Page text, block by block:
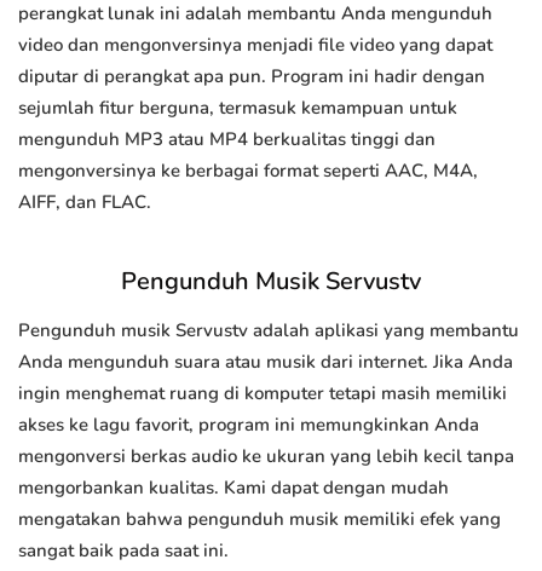
perangkat lunak ini adalah membantu Anda mengunduh
video dan mengonversinya menjadi file video yang dapat
diputar di perangkat apa pun. Program ini hadir dengan
sejumlah fitur berguna, termasuk kemampuan untuk
mengunduh MP3 atau MP4 berkualitas tinggi dan
mengonversinya ke berbagai format seperti AAC, M4A,
AIFF, dan FLAC.
Pengunduh Musik Servustv
Pengunduh musik Servustv adalah aplikasi yang membantu
Anda mengunduh suara atau musik dari internet. Jika Anda
ingin menghemat ruang di komputer tetapi masih memiliki
akses ke lagu favorit, program ini memungkinkan Anda
mengonversi berkas audio ke ukuran yang lebih kecil tanpa
mengorbankan kualitas. Kami dapat dengan mudah
mengatakan bahwa pengunduh musik memiliki efek yang
sangat baik pada saat ini.